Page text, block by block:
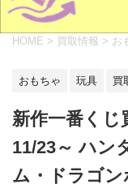
HOME > 買取情報 > お
おもちゃ 玩具 買
新作一番くじ
11/23～ ハン
ム・ドラゴ